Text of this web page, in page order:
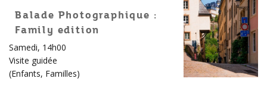
Balade Photographique :
Family edition
Samedi, 14h00
Visite guidée
(Enfants, Familles)